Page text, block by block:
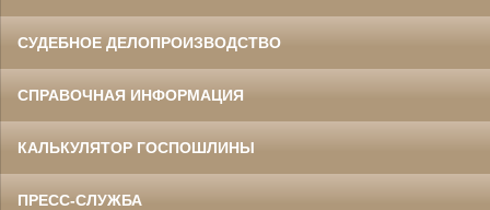
СУДЕБНОЕ ДЕЛОПРОИЗВОДСТВО
СПРАВОЧНАЯ ИНФОРМАЦИЯ
КАЛЬКУЛЯТОР ГОСПОШЛИНЫ
ПРЕСС-СЛУЖБА